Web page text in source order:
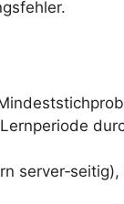
server‑seitig),